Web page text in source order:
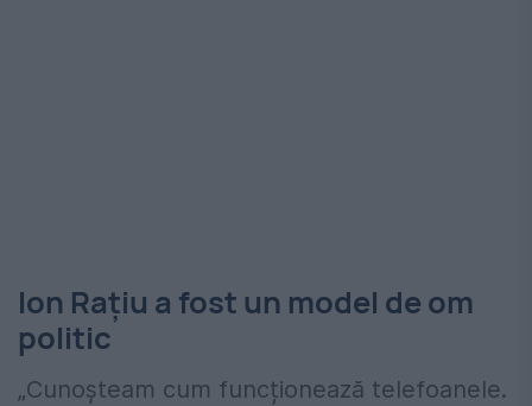
Ion Rațiu a fost un model de om
politic
„Cunoșteam cum funcționează telefoanele.